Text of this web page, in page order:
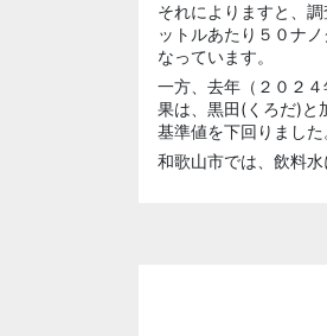
それによりますと、
ットルあたり５０ナ
なっています。
一方、去年（２０２
果は、黒田(くろだ)と
基準値を下回りました
和歌山市では、飲料